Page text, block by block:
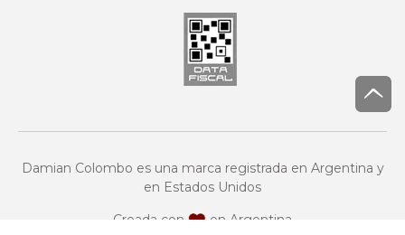
Damian Colombo es una marca registrada en Argentina y
en Estados Unidos
Creada con
en Argentina